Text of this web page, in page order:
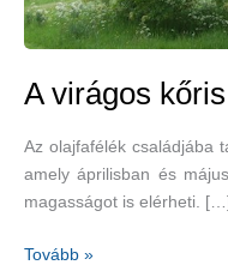
A virágos
Az olajfafélék családjába
amely áprilisban és
magasságot is elérheti. […]
A
Tovább »